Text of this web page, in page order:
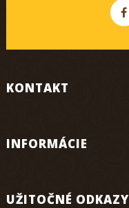
KONTAKT
INFORMÁCIE
UŽITOČNÉ ODKAZY